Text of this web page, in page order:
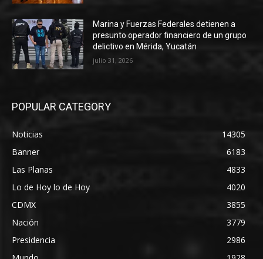
Marina y Fuerzas Federales detienen a
presunto operador financiero de un grupo
delictivo en Mérida, Yucatán
julio 31, 2026
POPULAR CATEGORY
Noticias
14305
Banner
6183
Las Planas
4833
Lo de Hoy lo de Hoy
4020
CDMX
3855
Nación
3779
Presidencia
2986